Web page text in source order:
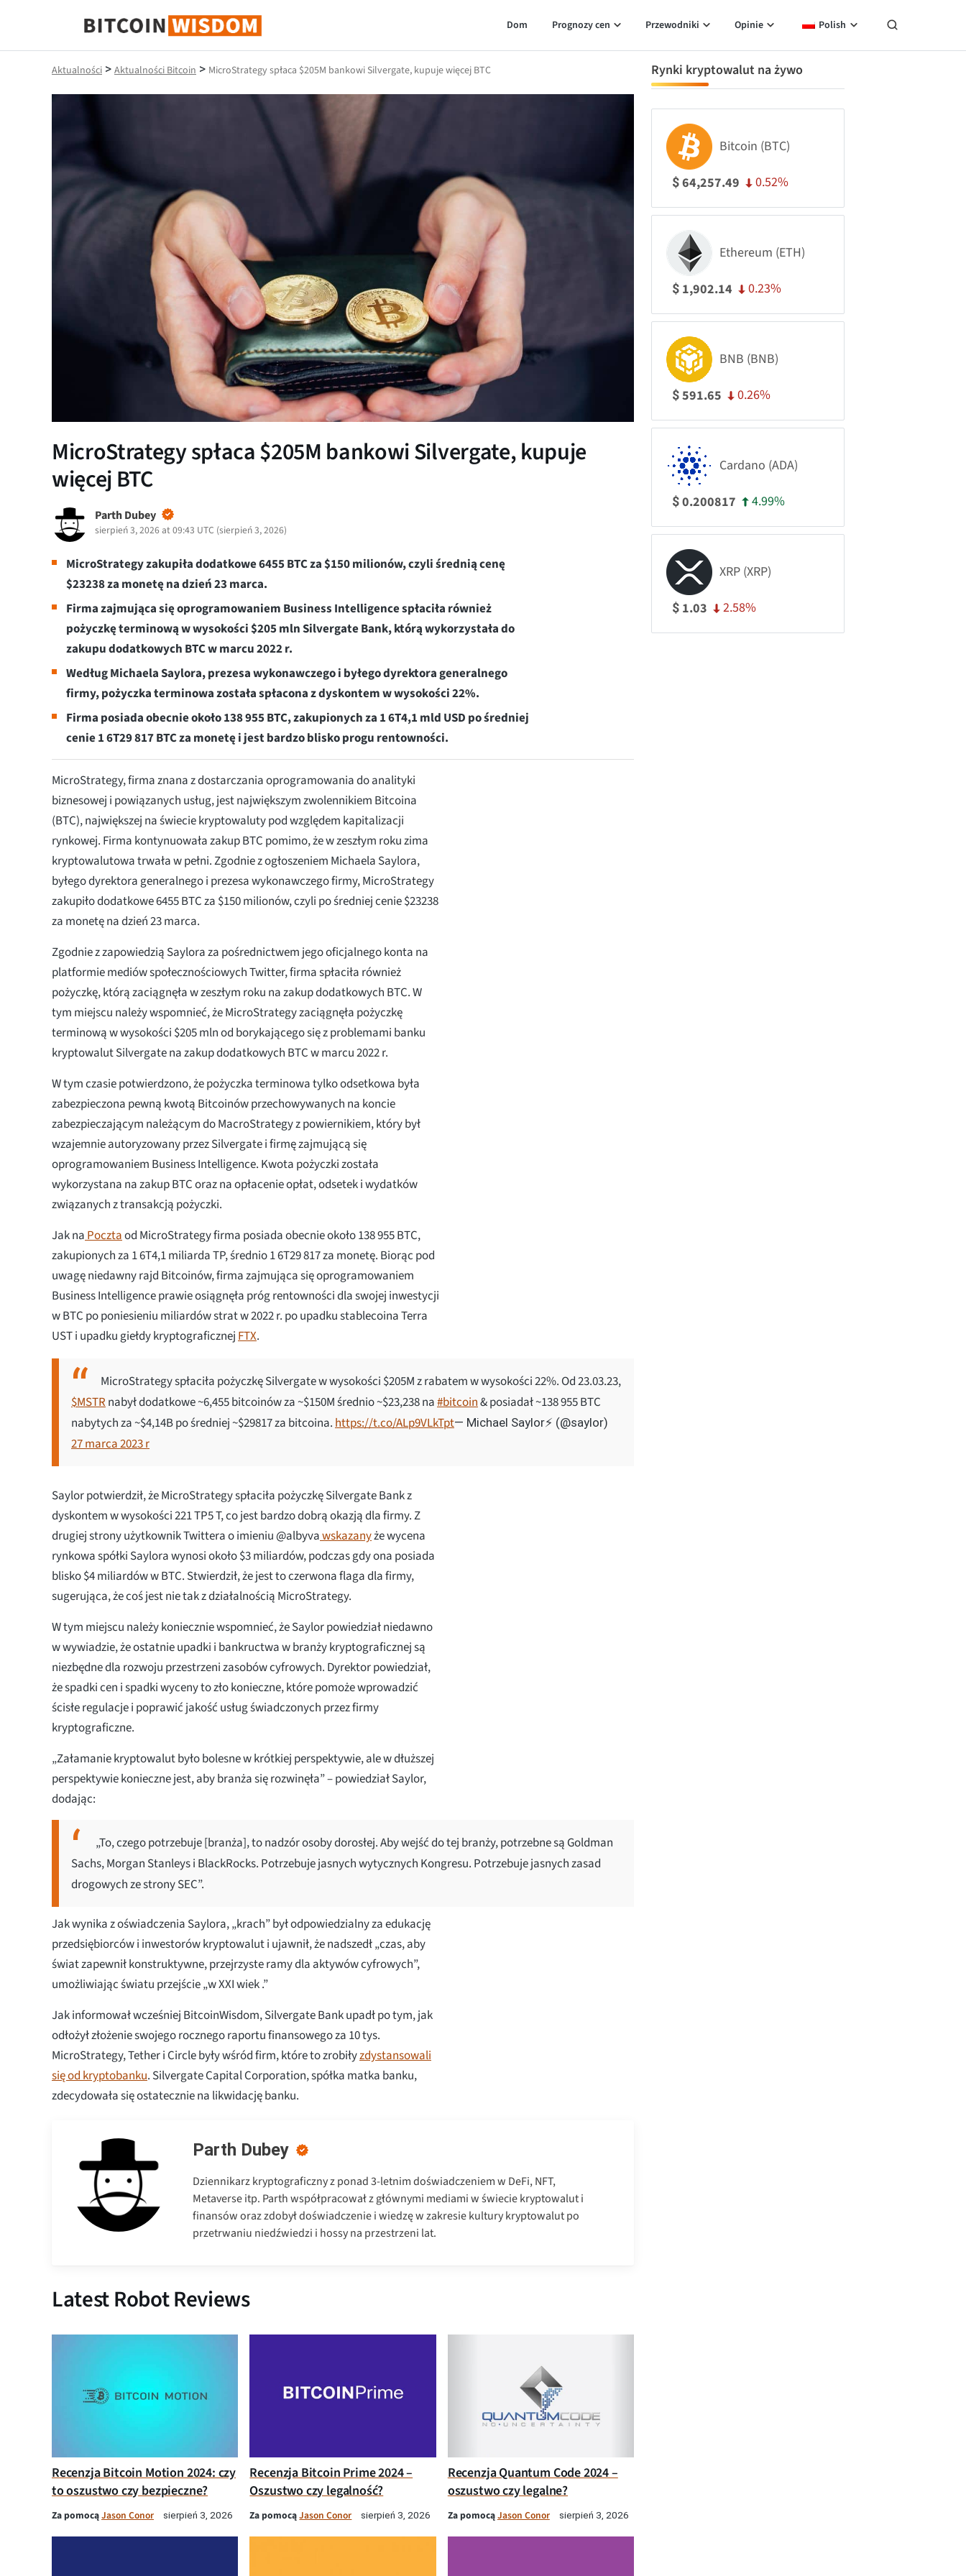
Mądrość Bitcoina
Dom Prognozy cen Przewodniki Opinie Polish
Aktualności > Aktualności Bitcoin > MicroStrategy spłaca $205M bankowi Silvergate, kupuje więcej BTC
MicroStrategy spłaca $205M bankowi Silvergate, kupuje
więcej BTC
Parth Dubey
sierpień 3, 2026 at 09:43 UTC (sierpień 3, 2026)
MicroStrategy zakupiła dodatkowe 6455 BTC za $150 milionów, czyli średnią cenę
$23238 za monetę na dzień 23 marca.
Firma zajmująca się oprogramowaniem Business Intelligence spłaciła również
pożyczkę terminową w wysokości $205 mln Silvergate Bank, którą wykorzystała do
zakupu dodatkowych BTC w marcu 2022 r.
Według Michaela Saylora, prezesa wykonawczego i byłego dyrektora generalnego
firmy, pożyczka terminowa została spłacona z dyskontem w wysokości 22%.
Firma posiada obecnie około 138 955 BTC, zakupionych za 1 6T4,1 mld USD po średniej
cenie 1 6T29 817 BTC za monetę i jest bardzo blisko progu rentowności.
MicroStrategy, firma znana z dostarczania oprogramowania do analityki
biznesowej i powiązanych usług, jest największym zwolennikiem Bitcoina
(BTC), największej na świecie kryptowaluty pod względem kapitalizacji
rynkowej. Firma kontynuowała zakup BTC pomimo, że w zeszłym roku zima
kryptowalutowa trwała w pełni. Zgodnie z ogłoszeniem Michaela Saylora,
byłego dyrektora generalnego i prezesa wykonawczego firmy, MicroStrategy
zakupiło dodatkowe 6455 BTC za $150 milionów, czyli po średniej cenie $23238
za monetę na dzień 23 marca.
Zgodnie z zapowiedzią Saylora za pośrednictwem jego oficjalnego konta na
platformie mediów społecznościowych Twitter, firma spłaciła również
pożyczkę, którą zaciągnęła w zeszłym roku na zakup dodatkowych BTC. W
tym miejscu należy wspomnieć, że MicroStrategy zaciągnęła pożyczkę
terminową w wysokości $205 mln od borykającego się z problemami banku
kryptowalut Silvergate na zakup dodatkowych BTC w marcu 2022 r.
W tym czasie potwierdzono, że pożyczka terminowa tylko odsetkowa była
zabezpieczona pewną kwotą Bitcoinów przechowywanych na koncie
zabezpieczającym należącym do MacroStrategy z powiernikiem, który był
wzajemnie autoryzowany przez Silvergate i firmę zajmującą się
oprogramowaniem Business Intelligence. Kwota pożyczki została
wykorzystana na zakup BTC oraz na opłacenie opłat, odsetek i wydatków
związanych z transakcją pożyczki.
Jak na Pocztaod MicroStrategy firma posiada obecnie około 138 955 BTC,
zakupionych za 1 6T4,1 miliarda TP, średnio 1 6T29 817 za monetę. Biorąc pod
uwagę niedawny rajd Bitcoinów, firma zajmująca się oprogramowaniem
Business Intelligence prawie osiągnęła próg rentowności dla swojej inwestycji
w BTC po poniesieniu miliardów strat w 2022 r. po upadku stablecoina Terra
UST i upadku giełdy kryptograficznej FTX.
MicroStrategy spłaciła pożyczkę Silvergate w wysokości $205M z rabatem w wysokości 22%. Od 23.03.23,
$MSTR nabył dodatkowe ~6,455 bitcoinów za ~$150M średnio ~$23,238 na#bitcoin& posiadał ~138 955 BTC
nabytych za ~$4,14B po średniej ~$29817 za bitcoina. https://t.co/ALp9VLkTpt— Michael Saylor⚡️ (@saylor)
27 marca 2023 r
Saylor potwierdził, że MicroStrategy spłaciła pożyczkę Silvergate Bank z
dyskontem w wysokości 221 TP5 T, co jest bardzo dobrą okazją dla firmy. Z
drugiej strony użytkownik Twittera o imieniu @albyvawskazanyże wycena
rynkowa spółki Saylora wynosi około $3 miliardów, podczas gdy ona posiada
blisko $4 miliardów w BTC. Stwierdził, że jest to czerwona flaga dla firmy,
sugerująca, że coś jest nie tak z działalnością MicroStrategy.
W tym miejscu należy koniecznie wspomnieć, że Saylor powiedział niedawno
w wywiadzie, że ostatnie upadki i bankructwa w branży kryptograficznej są
niezbędne dla rozwoju przestrzeni zasobów cyfrowych. Dyrektor powiedział,
że spadki cen i spadki wyceny to zło konieczne, które pomoże wprowadzić
ścisłe regulacje i poprawić jakość usług świadczonych przez firmy
kryptograficzne.
„Załamanie kryptowalut było bolesne w krótkiej perspektywie, ale w dłuższej
perspektywie konieczne jest, aby branża się rozwinęła” – powiedział Saylor,
dodając:
„To, czego potrzebuje [branża], to nadzór osoby dorosłej. Aby wejść do tej branży, potrzebne są Goldman
Sachs, Morgan Stanleys i BlackRocks. Potrzebuje jasnych wytycznych Kongresu. Potrzebuje jasnych zasad
drogowych ze strony SEC”.
Jak wynika z oświadczenia Saylora, „krach” był odpowiedzialny za edukację
przedsiębiorców i inwestorów kryptowalut i ujawnił, że nadszedł „czas, aby
świat zapewnił konstruktywne, przejrzyste ramy dla aktywów cyfrowych”,
umożliwiając światu przejście „w XXI wiek .”
Jak informował wcześniej BitcoinWisdom, Silvergate Bank upadł po tym, jak
odłożył złożenie swojego rocznego raportu finansowego za 10 tys.
MicroStrategy, Tether i Circle były wśród firm, które to zrobiłyzdystansowali
się od kryptobanku. Silvergate Capital Corporation, spółka matka banku,
zdecydowała się ostatecznie na likwidację banku.
Parth Dubey
Dziennikarz kryptograficzny z ponad 3-letnim doświadczeniem w DeFi, NFT,
Metaverse itp. Parth współpracował z głównymi mediami w świecie kryptowalut i
finansów oraz zdobył doświadczenie i wiedzę w zakresie kultury kryptowalut po
przetrwaniu niedźwiedzi i hossy na przestrzeni lat.
Latest Robot Reviews
Recenzja Bitcoin Motion 2024: czy
to oszustwo czy bezpieczne?
Za pomocąJason Conor sierpień 3, 2026
Recenzja Bitcoin Prime 2024 –
Oszustwo czy legalność?
Za pomocąJason Conor sierpień 3, 2026
Recenzja Quantum Code 2024 –
oszustwo czy legalne?
Za pomocąJason Conor sierpień 3, 2026
Rynki kryptowalut na żywo
Bitcoin (BTC)
$64,257.49 0.52%
Ethereum (ETH)
$ 1,902.14 0.23%
BNB (BNB)
$591.65 0.26%
Cardano (ADA)
$0.200817 4.99%
XRP (XRP)
$ 1.03 2.58%